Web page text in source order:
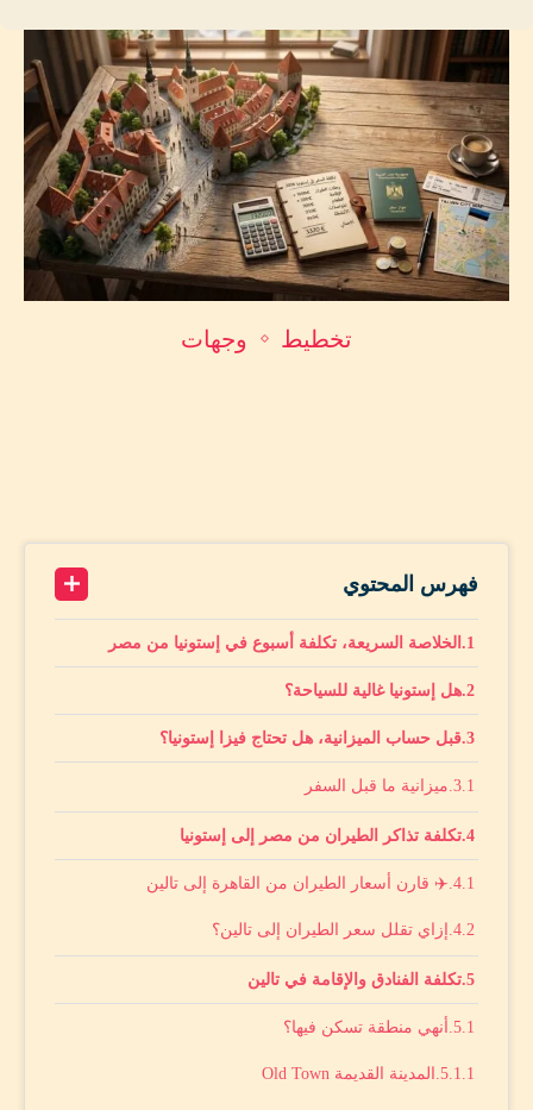
تخطيط وجهات
فهرس المحتوي
الخلاصة السريعة، تكلفة أسبوع في إستونيا من مصر
هل إستونيا غالية للسياحة؟
قبل حساب الميزانية، هل تحتاج فيزا إستونيا؟
ميزانية ما قبل السفر
تكلفة تذاكر الطيران من مصر إلى إستونيا
✈️ قارن أسعار الطيران من القاهرة إلى تالين
إزاي تقلل سعر الطيران إلى تالين؟
تكلفة الفنادق والإقامة في تالين
أنهي منطقة تسكن فيها؟
المدينة القديمة Old Town